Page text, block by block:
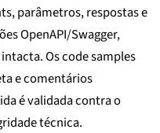
parâmetros, respostas e
OpenAPI/Swagger,
Os code samples
e comentários
é validada contra o
técnica.